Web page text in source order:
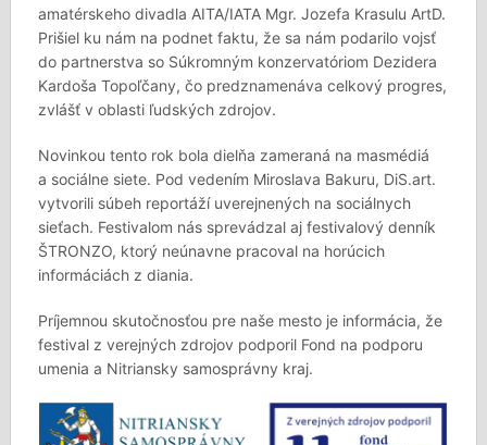
amatérskeho divadla AITA/IATA Mgr. Jozefa Krasulu ArtD.
Prišiel ku nám na podnet faktu, že sa nám podarilo vojsť
do partnerstva so Súkromným konzervatóriom Dezidera
Kardoša Topoľčany, čo predznamenáva celkový progres,
zvlášť v oblasti ľudských zdrojov.
Novinkou tento rok bola dielňa zameraná na masmédiá
a sociálne siete. Pod vedením Miroslava Bakuru, DiS.art.
vytvorili súbeh reportáží uverejnených na sociálnych
sieťach. Festivalom nás sprevádzal aj festivalový denník
ŠTRONZO, ktorý neúnavne pracoval na horúcich
informáciách z diania.
Príjemnou skutočnosťou pre naše mesto je informácia, že
festival z verejných zdrojov podporil Fond na podporu
umenia a Nitriansky samosprávny kraj.